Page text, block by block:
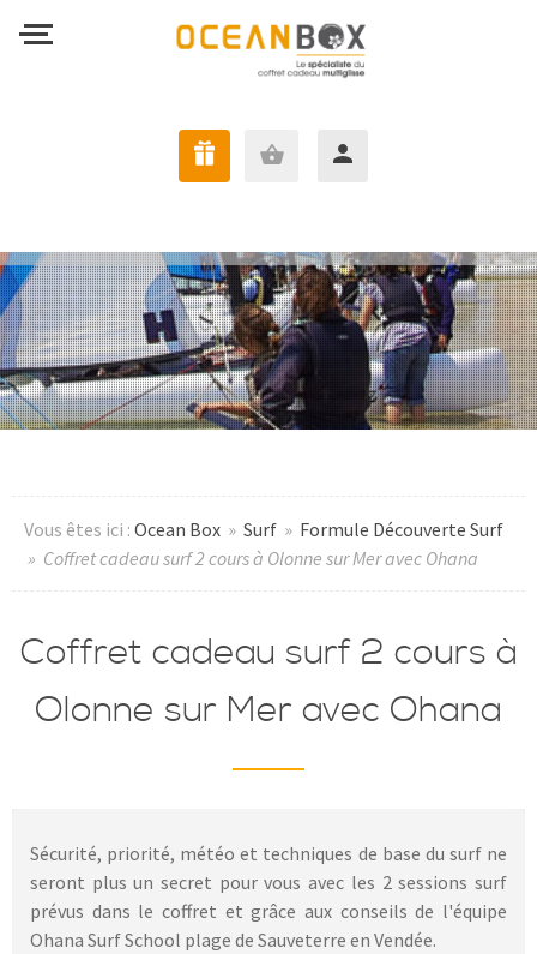
Vous êtes ici : Ocean Box » Surf » Formule Découverte Surf
» Coffret cadeau surf 2 cours à Olonne sur Mer avec Ohana
Coffret cadeau surf 2 cours à
Olonne sur Mer avec Ohana
Sécurité, priorité, météo et techniques de base du surf ne
seront plus un secret pour vous avec les 2 sessions surf
prévus dans le coffret et grâce aux conseils de l'équipe
Ohana Surf School plage de Sauveterre en Vendée.